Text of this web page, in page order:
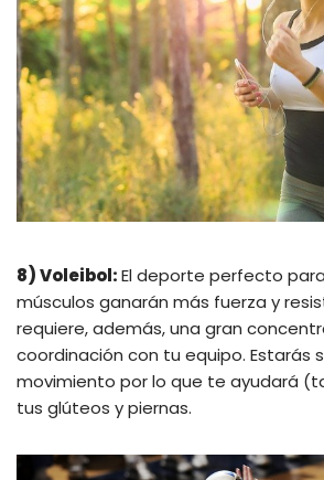
8) Voleibol:El deporte perfecto
músculos ganarán más fuerza y
requiere, además, una gran
coordinación con tu equipo. Estarás
movimiento por lo que te ayudará
tus glúteos y piernas.